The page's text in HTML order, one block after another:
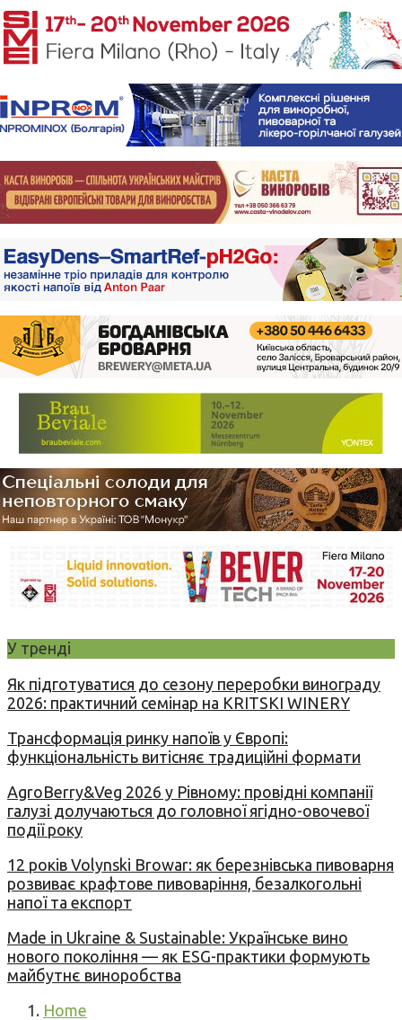
У тренді
Як підготуватися до сезону переробки винограду
2026: практичний семінар на KRITSKI WINERY
Трансформація ринку напоїв у Європі:
функціональність витісняє традиційні формати
AgroBerry&Veg 2026 у Рівному: провідні компанії
галузі долучаються до головної ягідно-овочевої
події року
12 років Volynski Browar: як березнівська пивоварня
розвиває крафтове пивоваріння, безалкогольні
напої та експорт
Made in Ukraine & Sustainable: Українське вино
нового покоління — як ESG-практики формують
майбутнє виноробства
Home